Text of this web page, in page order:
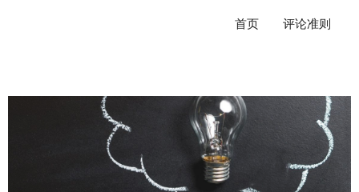
首页 评论准则